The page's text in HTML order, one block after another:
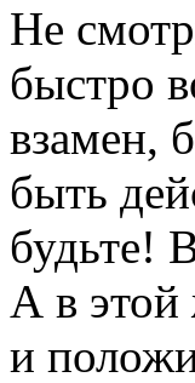
Не
быстро
взамен,
быть
будьте!
А в
и